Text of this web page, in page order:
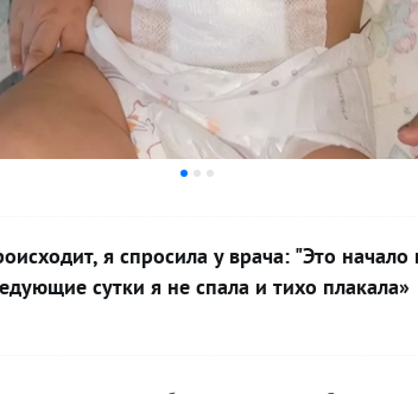
я спросила у врача: "Это начало
сутки я не спала и тихо плакала»